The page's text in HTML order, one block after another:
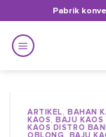
to
content
Pabrik
ARTIKEL,BAHAN
KAOS,BAJU KAOS
KAOS DISTRO